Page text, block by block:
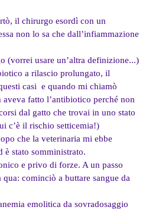
il chirurgo esordì con un
non lo sa che dall’infiammazione
(vorrei usare un’altra definizione...)
a rilascio prolungato, il
casi e quando mi chiamò
fatto l’antibiotico perché non
dal gatto che trovai in uno stato
c’è il rischio setticemia!)
che la veterinaria mi ebbe
stato somministrato.
e privo di forze. A un passo
cominciò a buttare sangue da
emolitica da sovradosaggio